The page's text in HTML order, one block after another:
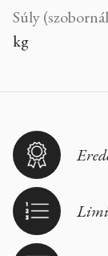
Súly
kg